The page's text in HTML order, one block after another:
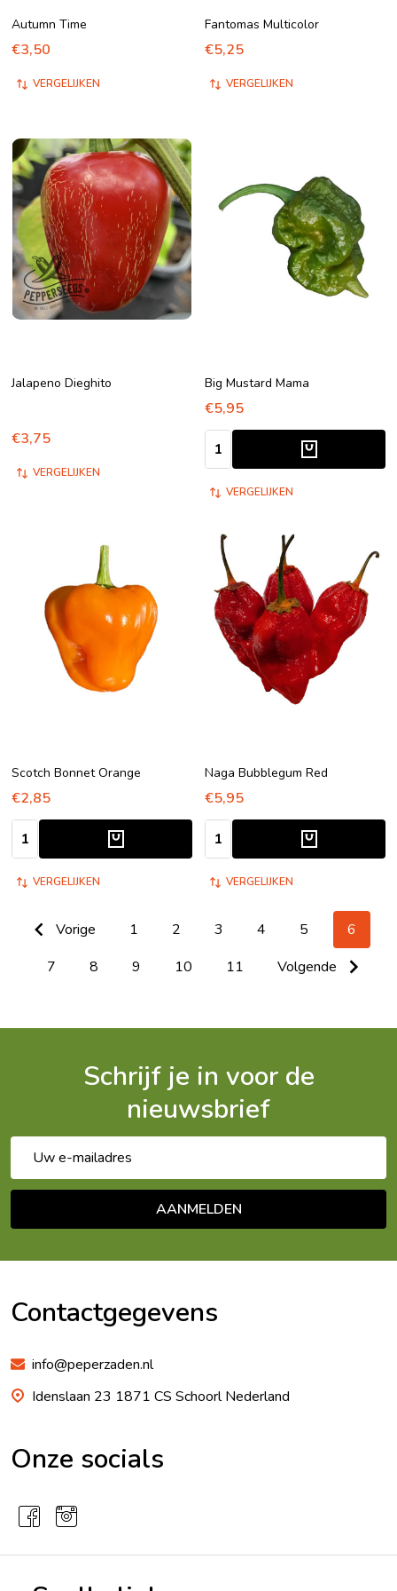
Autumn Time
€3,50
VERGELIJKEN
Fantomas Multicolor
€5,25
VERGELIJKEN
Jalapeno Dieghito
€3,75
VERGELIJKEN
Big Mustard Mama
€5,95
Aantal:
VERGELIJKEN
Scotch Bonnet Orange
€2,85
Aantal:
VERGELIJKEN
Naga Bubblegum Red
€5,95
Aantal:
VERGELIJKEN
Vorige 1 2 3 4 5
6
7
8 9 10 11 Volgende
Schrijf je in voor de
nieuwsbrief
mailadres
AANMELDEN
Contactgegevens
info@peperzaden.nl
Idenslaan 23 1871 CS Schoorl Nederland
Onze socials